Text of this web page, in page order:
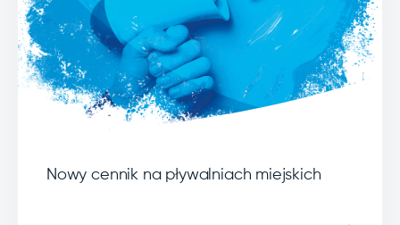
Nowy cennik na pływalniach miejskich